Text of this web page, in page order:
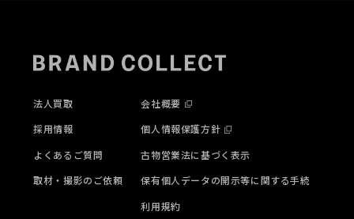
法人買取
採用情報
よくあるご質問
取材・撮影のご依頼
会社概要
個人情報保護方針
古物営業法に基づく表示
保有個人データの開示等に関する手続
利用規約